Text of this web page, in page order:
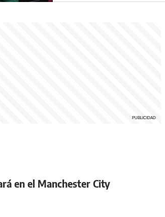
en el Manchester City